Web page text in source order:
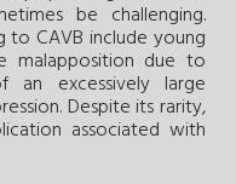
be challenging.
to CAVB include young
malapposition due to
an excessively large
Despite its rarity,
associated with